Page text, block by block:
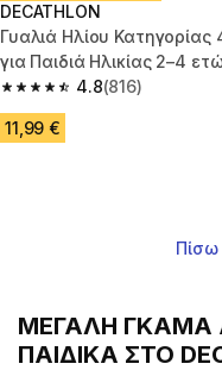
DECATHLON
Γυαλιά Ηλίου Κατηγορίας
για Παιδιά Ηλικίας 2–4
MH K120 4.8
4.8 out of 5 stars from 816
(816)
11,99 €
Πίσω
ΜΕΓΑΛΗ ΓΚΑΜΑ
ΠΑΙΔΙΚΑ ΣΤΟ